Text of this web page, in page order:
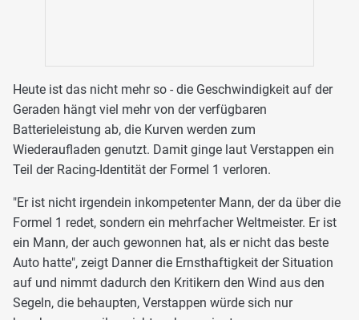
Heute ist das nicht mehr so - die Geschwindigkeit auf der
Geraden hängt viel mehr von der verfügbaren
Batterieleistung ab, die Kurven werden zum
Wiederaufladen genutzt. Damit ginge laut Verstappen ein
Teil der Racing-Identität der Formel 1 verloren.
"Er ist nicht irgendein inkompetenter Mann, der da über die
Formel 1 redet, sondern ein mehrfacher Weltmeister. Er ist
ein Mann, der auch gewonnen hat, als er nicht das beste
Auto hatte", zeigt Danner die Ernsthaftigkeit der Situation
auf und nimmt dadurch den Kritikern den Wind aus den
Segeln, die behaupten, Verstappen würde sich nur